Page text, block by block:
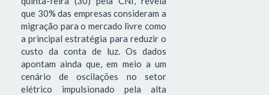
que 30% das empresas consideram a
migração para o mercado livre como
a principal estratégia para reduzir o
custo da conta de luz. Os dados
apontam ainda que, em meio a um
cenário de oscilações no setor
elétrico impulsionado pela alta